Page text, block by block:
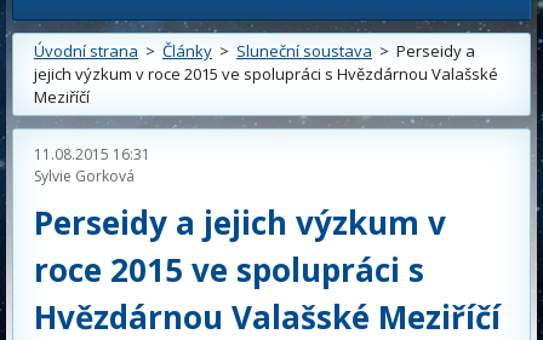
Úvodní strana > Články > Sluneční soustava > Perseidy a
jejich výzkum v roce 2015 ve spolupráci s Hvězdárnou Valašské
Meziříčí
11.08.2015 16:31
Sylvie Gorková
Perseidy a jejich výzkum v
roce 2015 ve spolupráci s
Hvězdárnou Valašské Meziříčí